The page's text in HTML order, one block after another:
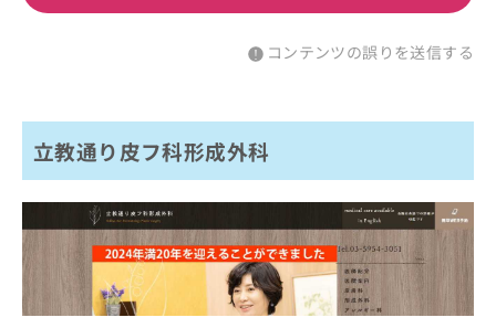
コンテンツの誤りを送信する
立教通り皮フ科形成外科